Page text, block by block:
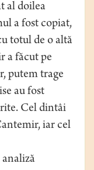
al doilea
a fost copiat,
totul de o altă
a făcut pe
putem trage
au fost
Cel dintâi
iar cel